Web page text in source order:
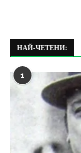
НАЙ-ЧЕТЕНИ:
1